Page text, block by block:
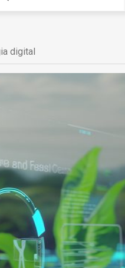
digital